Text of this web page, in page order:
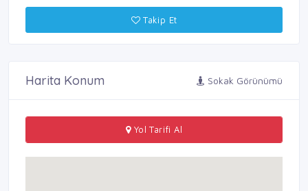
Takip Et
Harita Konum Sokak Görünümü
Yol Tarifi Al